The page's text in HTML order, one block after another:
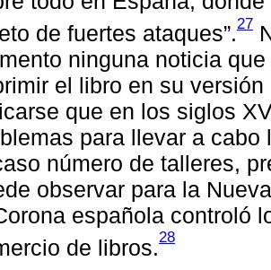
de fuertes ataques”.27
ninguna noticia
el libro en su
que en los siglos
para llevar a
número de talleres,
observar para la
española controló
de libros.28